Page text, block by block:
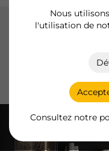
Nous
l'utilisation de
Consultez notre
Rubans LED
pour tous les espaces,
intérieure et extérieure.